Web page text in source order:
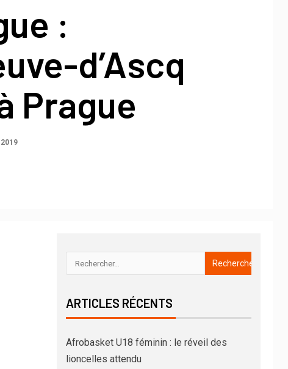
:
d’Ascq
Prague
ARTICLES RÉCENTS
Afrobasket U18 féminin : le réveil des
lioncelles attendu